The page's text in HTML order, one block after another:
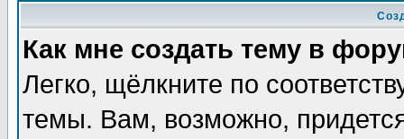
Как мне создать тему в
Легко, щёлкните по
темы. Вам, возможно,